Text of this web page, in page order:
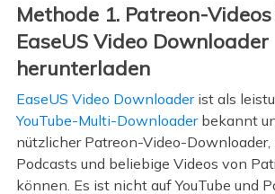
Methode 1. Patreon-
EaseUS Video Downloader
herunterladen
EaseUS Video Downloaderist als
YouTube-Multi-Downloaderbekannt
nützlicher Patreon-Video-Downloader,
Podcasts und beliebige Videos von
können. Es ist nicht auf YouTube und